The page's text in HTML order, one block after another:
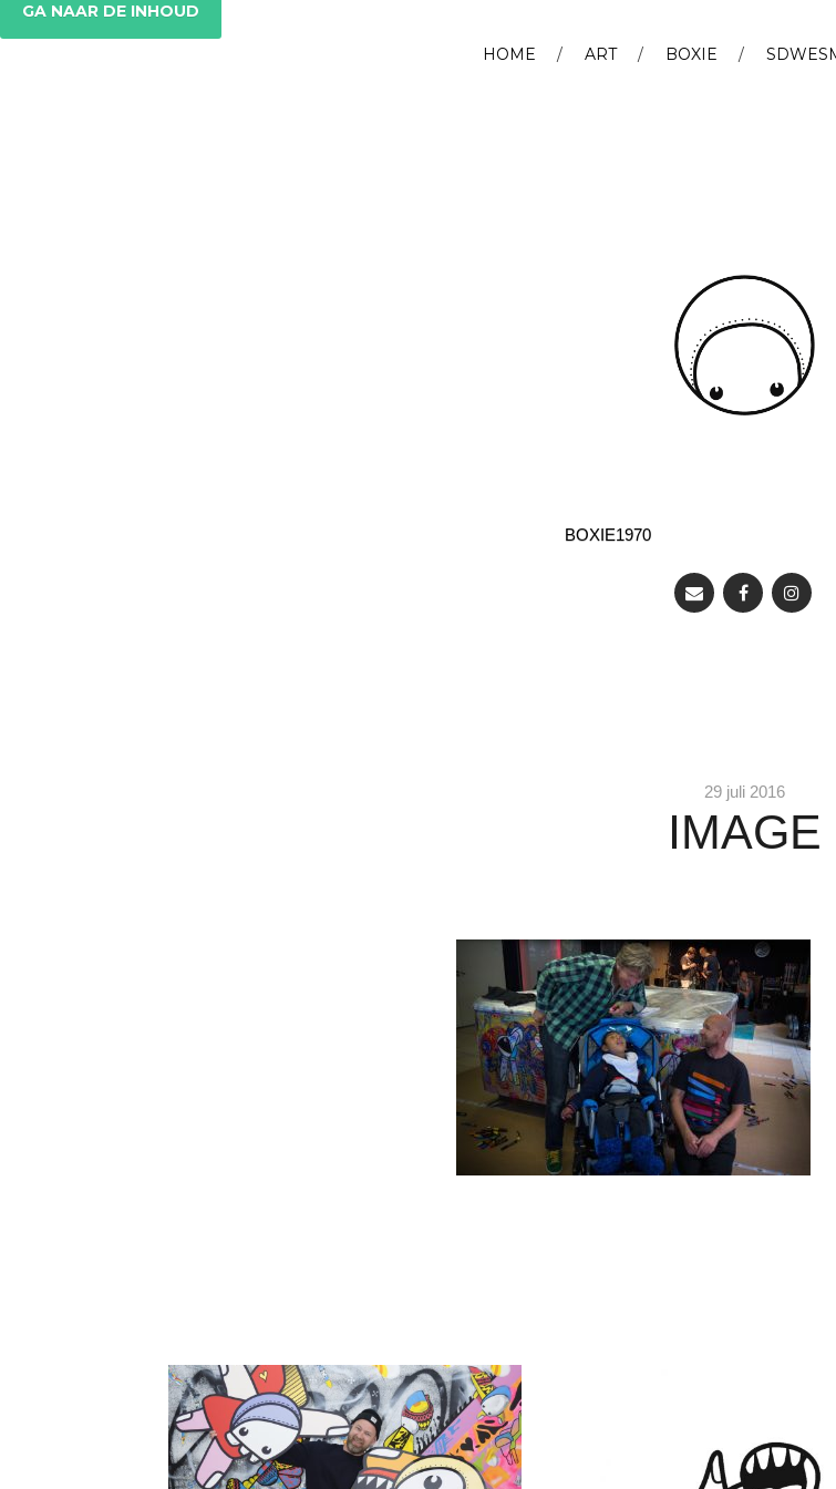
GA NAAR DE INHOUD
HOME ART BOXIE
BOXIE1970
29 juli 2016
IMAGE